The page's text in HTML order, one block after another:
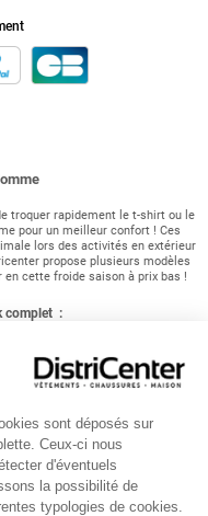
sont déposés sur
Ceux-ci nous
d'éventuels
la possibilité de
typologies de cookies.
troquer rapidement le t-shirt ou le
pour un meilleur confort ! Ces
lors des activités en extérieur
propose plusieurs modèles
cette froide saison à prix bas !
complet :
homme. Une multitude de choix
les sweats homme se
est pratique pour la mi-
ou le sweat imprimé sont très
encore la matière. En outre, le
de nombreuses façons pour un
un œil à nos polaires disponibles
froid hivernal :